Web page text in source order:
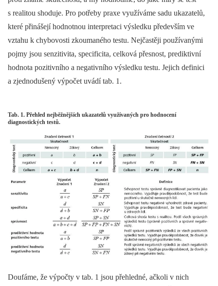
s realitou shoduje. Pro potřeby praxe využíváme sadu ukazatelů,
které přinášejí hodnotnou interpretaci výsledku především ve
vztahu k chybovosti zkoumaného testu. Nejčastěji používanými
pojmy jsou senzitivita, specificita, celková přesnost, prediktivní
hodnota pozitivního a negativního výsledku testu. Jejich definici
a zjednodušený výpočet uvádí tab. 1.
Tab. 1. Přehled nejběžnějších ukazatelů využívaných pro hodnocení
diagnostických testů.
Doufáme, že výpočty v tab. 1 jsou přehledné, ačkoli v nich